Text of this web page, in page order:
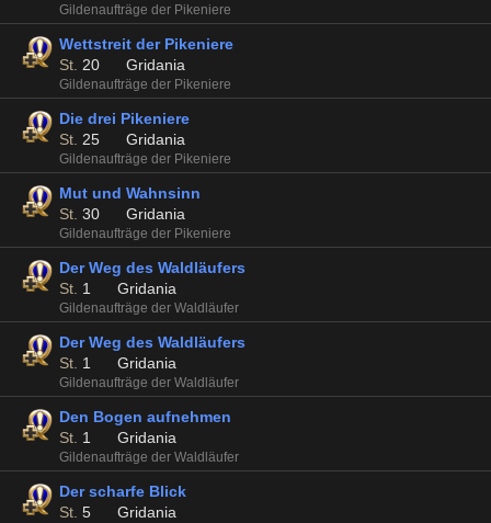
Gildenaufträge der Pikeniere
Wettstreit der Pikeniere
St. 20 Gridania
Gildenaufträge der Pikeniere
Die drei Pikeniere
St. 25 Gridania
Gildenaufträge der Pikeniere
Mut und Wahnsinn
St. 30 Gridania
Gildenaufträge der Pikeniere
Der Weg des Waldläufers
St. 1 Gridania
Gildenaufträge der Waldläufer
Der Weg des Waldläufers
St. 1 Gridania
Gildenaufträge der Waldläufer
Den Bogen aufnehmen
St. 1 Gridania
Gildenaufträge der Waldläufer
Der scharfe Blick
St. 5 Gridania